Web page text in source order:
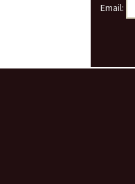
Email: